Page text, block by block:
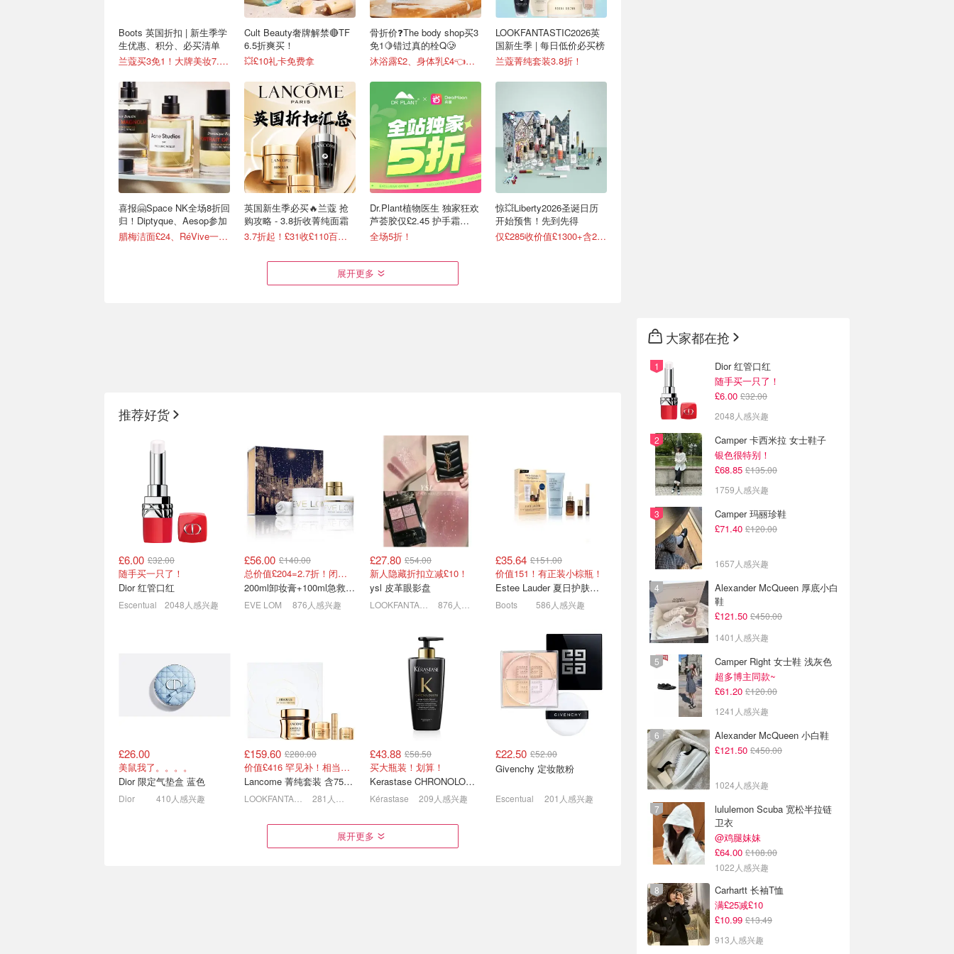
Boots 英国折扣 | 新生季学
生优惠、积分、必买清单
兰蔻买3免1！大牌美妆7.2折
喜报🤗Space NK全场8折回
归！Diptyque、Aesop参加
腊梅洁面£24、RéVive一夜回春油有货
Cult Beauty奢牌解禁🔴TF
6.5折爽买！
💥£10礼卡免费拿
英国新生季必买🔥兰蔻 抢
购攻略 - 3.8折收菁纯面霜
3.7折起！£31收£110百肽面霜套装
骨折价❓The body shop买3
免1🍋错过真的栓Q🥲
沐浴露£2、身体乳£4👈真的不戳我看看吗❓
Dr.Plant植物医生 独家狂欢
芦荟胶仅£2.45 护手霜
£1.95
全场5折！
LOOKFANTASTIC2026英
国新生季 | 每日低价必买榜
兰蔻菁纯套装3.8折！
惊💥Liberty2026圣诞日历
开始预售！先到先得
仅£285收价值£1300+含29件
盒折扣汇总 | YSL、兰蔻、
赫莲娜
英国亚马逊美妆护肤销量榜
必买｜潘婷深水炸弹发膜£4
Space NK百镑专场💰收
Diptyque、腊梅
3折拿下美妆8件套⁉️LF造型
妆容精选礼盒封神💄
£32薅超£105好物✨
Space NK8折大促销量榜
Diptyque这蕞划算！
不知道买啥直接抄作业！
集合📢薅LF特价羊毛🦙
CPB护肤5折！
限时返场💥Cult Beauty全
场8折大促
Creed、TF全参加！Aesop护手霜£21
Cult Beauty8月必买合集🤩
Byredo罕见参加
Le Labo8折+送£10礼卡💥Marvis牙膏£3
终于可以下手的Le Labo！
送£20🚀
展开更多
推荐好货
£6.00 £32.00
随手买一只了！
Dior 红管口红
Escentual 2048人感兴趣
£56.00 £140.00
总价值£204=2.7折！闭眼冲这套！
200ml卸妆膏+100ml急救面膜+面霜+洁颜布
EVE LOM 876人感兴趣
£27.80 £54.00
新人隐藏折扣立减£10！
ysl 皮革眼影盘
£35.64 £151.00
价值151！有正装小棕瓶！
Estee Lauder 夏日护肤彩妆礼盒
Boots 586人感兴趣
£26.00
美鼠我了。。。。
Dior 限定气垫盒 蓝色
Dior 410人感兴趣
£159.60 £280.00
价值£416 罕见补！相当于30ml面霜价收整套
Lancome 菁纯套装 含75ml面霜+5ml精华+5ml眼霜
£43.88 £58.50
买大瓶装！划算！
Kerastase CHRONOLOGISTE 洗发水 再生型
Kérastase 209人感兴趣
£22.50 £52.00
Givenchy 定妆散粉
Escentual 201人感兴趣
展开更多
大家都在抢
Dior 红管口红
随手买一只了！
£6.00 £32.00
2048人感兴趣
Camper 卡西米拉 女士鞋子
银色很特别！
£68.85 £135.00
1759人感兴趣
Camper 玛丽珍鞋
£71.40 £120.00
1657人感兴趣
Alexander McQueen 厚底小白
鞋
£121.50 £450.00
1401人感兴趣
Camper Right 女士鞋 浅灰色
超多博主同款~
£61.20 £120.00
1241人感兴趣
Alexander McQueen 小白鞋
£121.50 £450.00
1024人感兴趣
lululemon Scuba 宽松半拉链
卫衣
@鸡腿妹妹
£64.00 £108.00
1022人感兴趣
Carhartt 长袖T恤
满£25减£10
£10.99 £13.49
913人感兴趣